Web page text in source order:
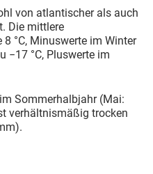
von atlantischer als auch
Die mittlere
°C, Minuswerte im Winter
−17 °C, Pluswerte im
Sommerhalbjahr (Mai:
verhältnismäßig trocken